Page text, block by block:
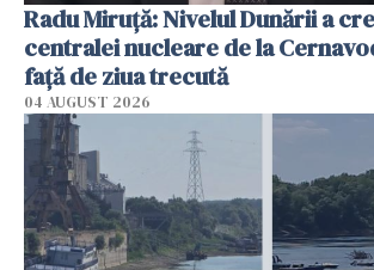
Radu Miruţă: Nivelul Dunării a
centralei nucleare de la
faţă de ziua trecută
04 AUGUST 2026